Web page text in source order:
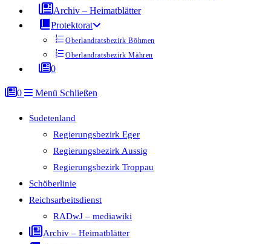
Archiv – Heimatblätter
Protektorat
Oberlandratsbezirk Böhmen
Oberlandratsbezirk Mähren
0
0 Menü Schließen
Sudetenland
Regierungsbezirk Eger
Regierungsbezirk Aussig
Regierungsbezirk Troppau
Schöberlinie
Reichsarbeitsdienst
RADwJ – mediawiki
Archiv – Heimatblätter